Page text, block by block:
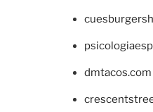
dmtacos.com